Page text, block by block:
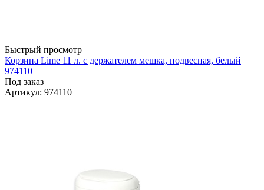
Быстрый просмотр
Корзина Lime 11 л. с держателем мешка, подвесная, белый
974110
Под заказ
Артикул: 974110